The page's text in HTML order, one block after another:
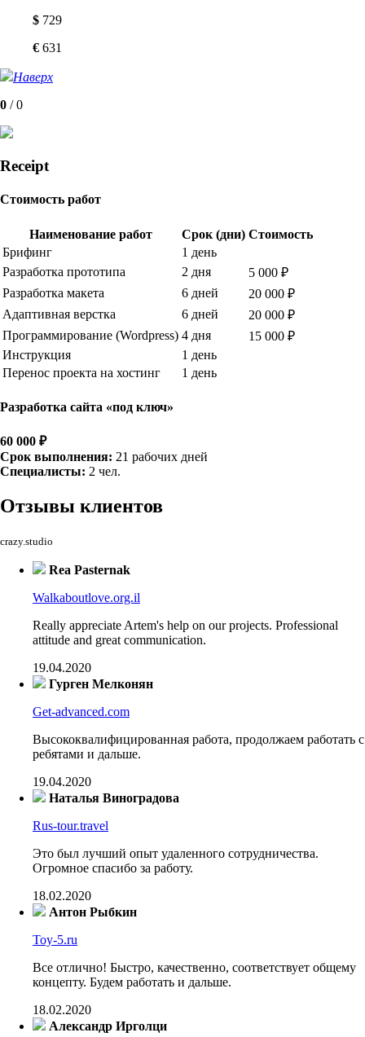
$ 729
€ 631
Наверх
0 /0
Receipt
Стоимость работ
Наименование работ Срок (дни) Стоимость
Брифинг
1 день
Разработка прототипа
2 дня
5 000 ₽
Разработка макета
6 дней
20 000 ₽
Адаптивная верстка
6 дней
20 000 ₽
Программирование (Wordpress) 4 дня
15 000 ₽
Инструкция
1 день
Перенос проекта на хостинг
1 день
Разработка сайта «под ключ»
60 000 ₽
Срок выполнения: 21 рабочих дней
Специалисты: 2 чел.
Отзывы клиентов
crazy.studio
Rea Pasternak
Walkaboutlove.org.il
Really appreciate Artem's help on our projects. Professional
attitude and great communication.
19.04.2020
Гурген Мелконян
Get-advanced.com
Высококвалифицированная работа, продолжаем работать с
ребятами и дальше.
19.04.2020
Наталья Виноградова
Rus-tour.travel
Это был лучший опыт удаленного сотрудничества.
Огромное спасибо за работу.
18.02.2020
Антон Рыбкин
Toy-5.ru
Все отлично! Быстро, качественно, соответствует общему
концепту. Будем работать и дальше.
18.02.2020
Александр Ирголци